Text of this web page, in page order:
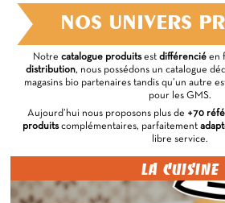
NOS UNIVERS
Notre catalogue produitsest différencié en
distribution, nous possédons un catalogue
magasins bio partenaires tandis qu’un autre
pour les GMS.
Aujourd’hui nous proposons plus de +70
produitscomplémentaires, parfaitement
libre service.
LA CUISINE